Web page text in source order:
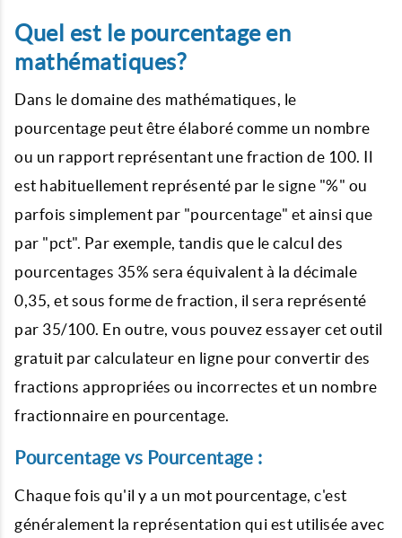
Quel est le pourcentage en
mathématiques?
Dans le domaine des mathématiques, le
pourcentage peut être élaboré comme un nombre
ou un rapport représentant une fraction de 100. Il
est habituellement représenté par le signe "%" ou
parfois simplement par "pourcentage" et ainsi que
par "pct". Par exemple, tandis que le calcul des
pourcentages 35% sera équivalent à la décimale
0,35, et sous forme de fraction, il sera représenté
par 35/100. En outre, vous pouvez essayer cet outil
gratuit par calculateur en ligne pour convertir des
fractions appropriées ou incorrectes et un nombre
fractionnaire en pourcentage.
Pourcentage vs Pourcentage :
Chaque fois qu'il y a un mot pourcentage, c'est
généralement la représentation qui est utilisée avec